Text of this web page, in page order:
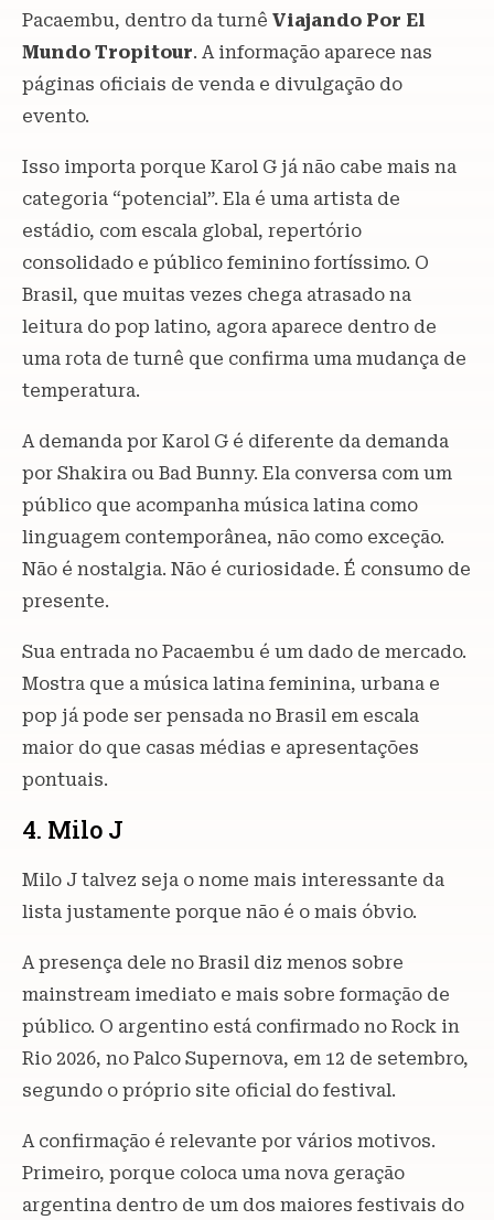
Pacaembu, dentro da turnê Viajando Por El
Mundo Tropitour. A informação aparece nas
páginas oficiais de venda e divulgação do
evento.
Isso importa porque Karol G já não cabe mais na
categoria “potencial”. Ela é uma artista de
estádio, com escala global, repertório
consolidado e público feminino fortíssimo. O
Brasil, que muitas vezes chega atrasado na
leitura do pop latino, agora aparece dentro de
uma rota de turnê que confirma uma mudança de
temperatura.
A demanda por Karol G é diferente da demanda
por Shakira ou Bad Bunny. Ela conversa com um
público que acompanha música latina como
linguagem contemporânea, não como exceção.
Não é nostalgia. Não é curiosidade. É consumo de
presente.
Sua entrada no Pacaembu é um dado de mercado.
Mostra que a música latina feminina, urbana e
pop já pode ser pensada no Brasil em escala
maior do que casas médias e apresentações
pontuais.
4. Milo J
Milo J talvez seja o nome mais interessante da
lista justamente porque não é o mais óbvio.
A presença dele no Brasil diz menos sobre
mainstream imediato e mais sobre formação de
público. O argentino está confirmado no Rock in
Rio 2026, no Palco Supernova, em 12 de setembro,
segundo o próprio site oficial do festival.
A confirmação é relevante por vários motivos.
Primeiro, porque coloca uma nova geração
argentina dentro de um dos maiores festivais do